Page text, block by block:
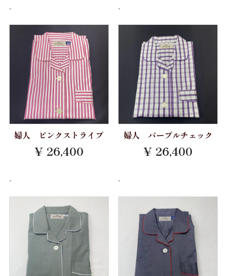
Brand
TEXTIBER
RATTI
Weba
Getzner Textil AG
Stormtex
LEGGIUNO
Brembana
MONTI
ALUMO
セール
ワイシャツ半袖
ワイシャツ長袖
カジュアルシャツ 長袖
カジュアルシャツ 半袖
カジュアルシャツ 七分袖
婦人シャツ M
婦人シャツ L
パジャマ 紳士 L
パジャマ 紳士 LL
パジャマ 婦人 M
パジャマ 婦人 L
MONTI
CARLO RIVA
David&John Anderson
ALUMO
TESTA
THOMAS MASON
CANCLINI
acorn
ALBIATE
OLTOLINA
- -
婦人 ピンクストライプ
¥ 26,400
-
婦人 パープルチェック
¥ 26,400
-